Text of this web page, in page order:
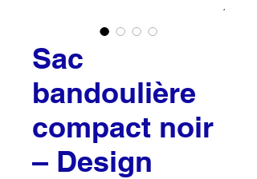
Sac
bandoulière
compact noir
– Design